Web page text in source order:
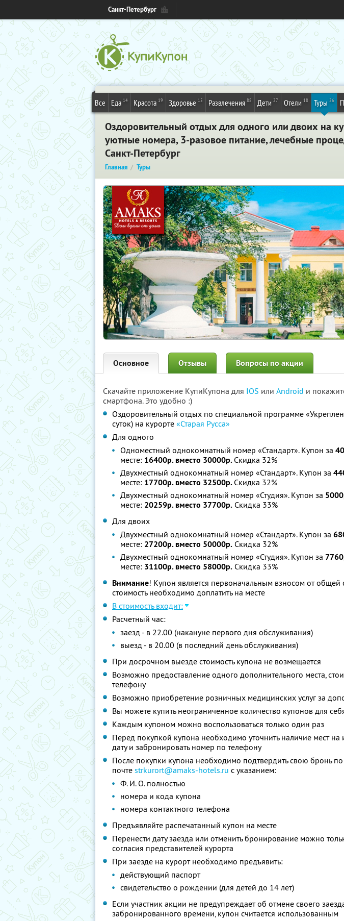
Санкт-Петербург
Все Еда 14 Красота 19 Здоровье 15 Развлечения 88 Дети 27 Отели 18 Туры 26
Оздоровительный​ ​отдых​ ​для​ ​одного​ ​или​ ​двоих​ ​на​
уютные​ ​номера,​ ​3-разовое​ ​питание,​ ​лечебные​
Санкт-Петербург
Главная Туры
Основное Отзывы Вопросы по акции
Скачайте приложение КупиКупона для IOS или Android и
смартфона. Это удобно :)
Оздоровительный отдых по специальной программе
суток) на курорте «Старая Русса»
Для одного
Одноместный однокомнатный номер «Стандарт». Купон за
месте: 16400р. вместо 30000р. Скидка 32%
Двухместный однокомнатный номер «Стандарт». Купон за
месте: 17700р. вместо 32500р. Скидка 32%
Двухместный однокомнатный номер «Студия». Купон за
месте: 20259р. вместо 37700р. Скидка 33%
Для двоих
Двухместный однокомнатный номер «Стандарт». Купон за
месте: 27200р. вместо 50000р. Скидка 32%
Двухместный однокомнатный номер «Студия». Купон за
месте: 31100р. вместо 58000р. Скидка 33%
Внимание! Купон является первоначальным взносом от общей
стоимость необходимо доплатить на месте
В стоимость входит:
Расчетный час:
заезд - в 22.00 (накануне первого дня обслуживания)
выезд - в 20.00 (в последний день обслуживания)
При досрочном выезде стоимость купона не возмещается
Возможно предоставление одного дополнительного места,
телефону
Возможно приобретение розничных медицинских услуг за
Вы можете купить неограниченное количество купонов для
Каждым купоном можно воспользоваться только один раз
Перед покупкой купона необходимо уточнить наличие мест
дату и забронировать номер по телефону
После покупки купона необходимо подтвердить свою бронь
почте strkurort@amaks-hotels.ru с указанием:
Ф. И. О. полностью
номера и кода купона
номера контактного телефона
Предъявляйте распечатанный купон на месте
Перенести дату заезда или отменить бронирование можно
согласия представителей курорта
При заезде на курорт необходимо предъявить:
действующий паспорт
свидетельство о рождении (для детей до 14 лет)
Если участник акции не предупреждает об отмене своего
забронированного времени, купон считается использованным